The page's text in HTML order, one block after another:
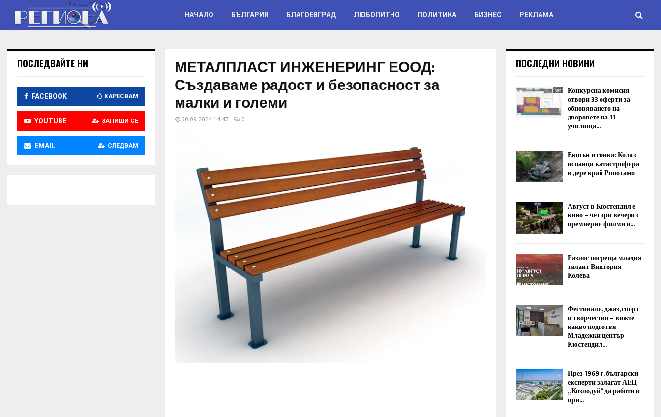
НАЧАЛО БЪЛГАРИЯ БЛАГОЕВГРАД ЛЮБОПИТНО ПОЛИТИКА БИЗНЕС РЕКЛАМА
МЕТАЛПЛАСТ ИНЖЕНЕРИНГ ЕООД:
Създаваме радост и безопасност за
малки и големи
30.09.2024 14:47 0
ПОСЛЕДВАЙТЕ НИ
FACEBOOK ХАРЕСВАМ
YOUTUBE ЗАПИШИ СЕ
EMAIL СЛЕДВАМ
ПОСЛЕДНИ НОВИНИ
Конкурсна комисия
отвори 33 оферти за
обновяването на
дворовете на 11
училища...
Екшън и гонка: Кола с
испанци катастрофира
в дере край Ропотамо
Август в Кюстендил е
кино – четири вечери с
премиерни филми и...
Разлог посреща младия
талант Виктория
Колева
Фестивали, джаз, спорт
и творчество – вижте
какво подготвя
Младежки център
Кюстендил...
През 1969 г. български
експерти залагат АЕЦ
„Козлодуй“ да работи и
при...